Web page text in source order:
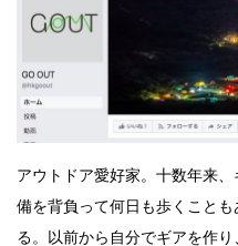
アウトドア愛好家。十数年来
備を背負って何日も歩くこと
る。以前から自分でギアを作